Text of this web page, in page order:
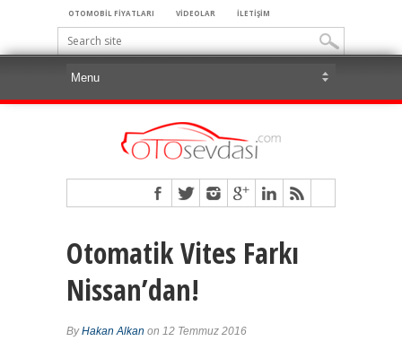
OTOMOBİL FİYATLARI VİDEOLAR İLETİŞİM
Otomatik Vites Farkı
Nissan’dan!
ByHakan Alkan on 12 Temmuz 2016